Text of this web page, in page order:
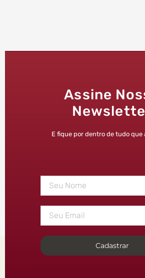
Assine
E fique por dentro de tudo que
Cadastrar